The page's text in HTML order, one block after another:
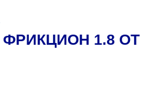
ФРИКЦИОН 1.8 ОТ